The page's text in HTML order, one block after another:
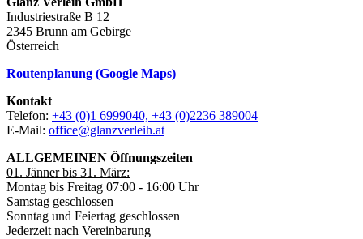
Industriestraße B 12
2345 Brunn am Gebirge
Österreich
Routenplanung (Google Maps)
Kontakt
Telefon: +43 (0)1 6999040, +43 (0)2236 389004
E-Mail: office@glanzverleih.at
ALLGEMEINEN Öffnungszeiten
01. Jänner bis 31. März:
Montag bis Freitag 07:00 - 16:00 Uhr
Samstag geschlossen
Sonntag und Feiertag geschlossen
Jederzeit nach Vereinbarung